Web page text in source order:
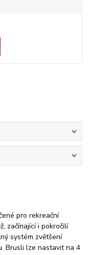
pro rekreační
začínající i pokročilí
systém zvětšení
Brusli lze nastavit na 4